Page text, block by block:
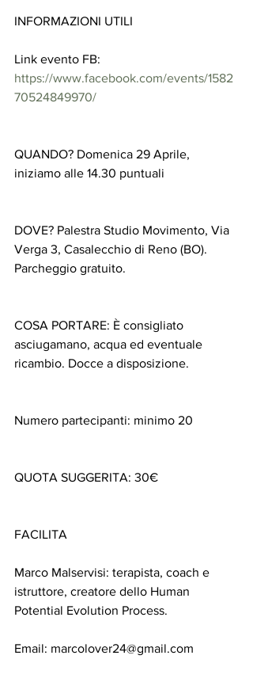
INFORMAZIONI UTILI
Link evento FB:
https://www.facebook.com/events/1582
70524849970/
QUANDO? Domenica 29 Aprile,
iniziamo alle 14.30 puntuali
DOVE? Palestra Studio Movimento, Via
Verga 3, Casalecchio di Reno (BO).
Parcheggio gratuito.
COSA PORTARE: È consigliato
asciugamano, acqua ed eventuale
ricambio. Docce a disposizione.
Numero partecipanti: minimo 20
QUOTA SUGGERITA: 30€
FACILITA
Marco Malservisi: terapista, coach e
istruttore, creatore dello Human
Potential Evolution Process.
Email: marcolover24@gmail.com